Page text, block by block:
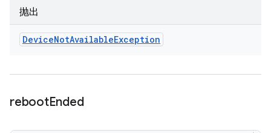
抛出
DeviceNotAvailableException
rebootEnded